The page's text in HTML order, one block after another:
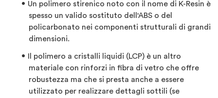
Un polimero stirenico noto con il nome di K-Resin è
spesso un valido sostituto dell'ABS o del
policarbonato nei componenti strutturali di grandi
dimensioni.
Il polimero a cristalli liquidi (LCP) è un altro
materiale con rinforzi in fibra di vetro che offre
robustezza ma che si presta anche a essere
utilizzato per realizzare dettagli sottili (se